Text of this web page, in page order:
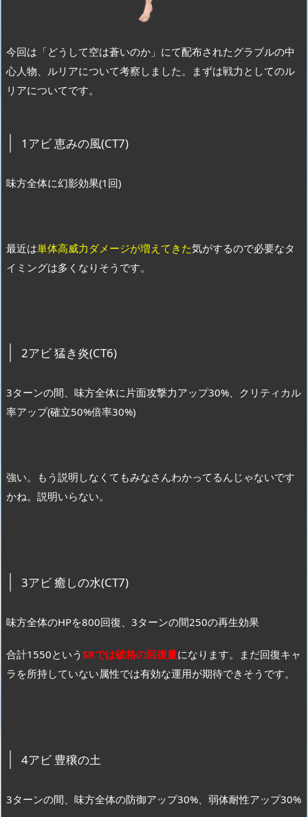
今回は「どうして空は蒼いのか」にて配布されたグラブルの中
心人物、ルリアについて考察しました。まずは戦力としてのル
リアについてです。
1アビ 恵みの風(CT7)
味方全体に幻影効果(1回)
最近は単体高威力ダメージが増えてきた気がするので必要なタ
イミングは多くなりそうです。
2アビ 猛き炎(CT6)
3ターンの間、味方全体に片面攻撃力アップ30%、クリティカル
率アップ(確立50%倍率30%)
強い。もう説明しなくてもみなさんわかってるんじゃないです
かね。説明いらない。
3アビ 癒しの水(CT7)
味方全体のHPを800回復、3ターンの間250の再生効果
合計1550という SRでは破格の回復量になります。まだ回復キャ
ラを所持していない属性では有効な運用が期待できそうです。
4アビ 豊穣の土
3ターンの間、味方全体の防御アップ30%、弱体耐性アップ30%